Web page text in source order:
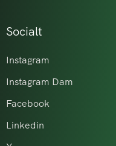
Socialt
Instagram
Instagram Dam
Facebook
Linkedin